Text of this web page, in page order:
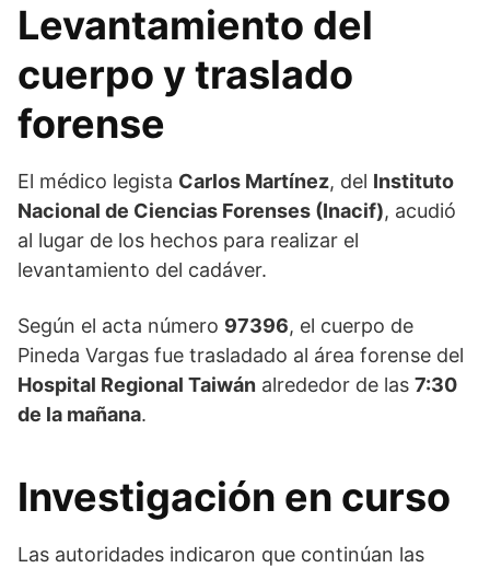
Levantamiento del
cuerpo y traslado
forense
El médico legista Carlos Martínez, del Instituto
Nacional de Ciencias Forenses (Inacif), acudió
al lugar de los hechos para realizar el
levantamiento del cadáver.
Según el acta número 97396, el cuerpo de
Pineda Vargas fue trasladado al área forense del
Hospital Regional Taiwán alrededor de las 7:30
de la mañana.
Investigación en curso
Las autoridades indicaron que continúan las